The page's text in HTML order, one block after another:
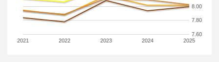
2021 2022 2023 2024 2025
7.60
7.80
8.00